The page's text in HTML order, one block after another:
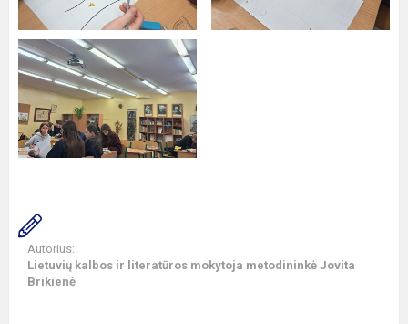
Autorius:
Lietuvių kalbos ir literatūros mokytoja metodininkė Jovita
Brikienė